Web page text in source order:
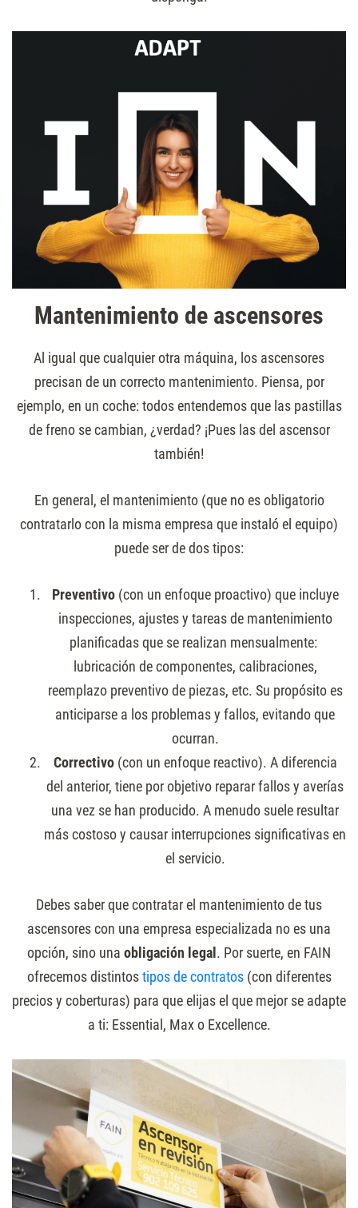
Mantenimiento de ascensores
Al igual que cualquier otra máquina, los ascensores
precisan de un correcto mantenimiento. Piensa, por
ejemplo, en un coche: todos entendemos que las pastillas
de freno se cambian, ¿verdad? ¡Pues las del ascensor
también!
En general, el mantenimiento (que no es obligatorio
contratarlo con la misma empresa que instaló el equipo)
puede ser de dos tipos:
Preventivo(con un enfoque proactivo) que incluye
inspecciones, ajustes y tareas de mantenimiento
planificadas que se realizan mensualmente:
lubricación de componentes, calibraciones,
reemplazo preventivo de piezas, etc. Su propósito es
anticiparse a los problemas y fallos, evitando que
ocurran.
Correctivo(con un enfoque reactivo). A diferencia
del anterior, tiene por objetivo reparar fallos y averías
una vez se han producido. A menudo suele resultar
más costoso y causar interrupciones significativas en
el servicio.
Debes saber que contratar el mantenimiento de tus
ascensores con una empresa especializada no es una
opción, sino una obligación legal . Por suerte, en FAIN
ofrecemos distintostipos de contratos(con diferentes
precios y coberturas) para que elijas el que mejor se adapte
a ti: Essential, Max o Excellence.